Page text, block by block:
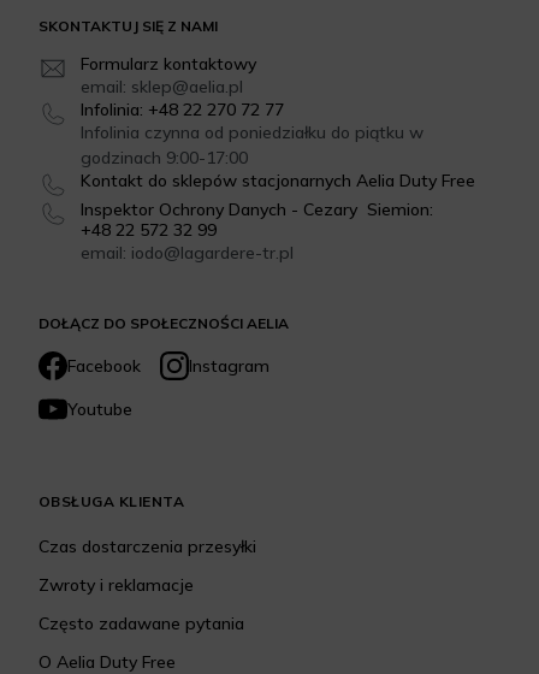
DOŁĄCZ DO SPOŁECZNOŚCI AELIA
Facebook
Instagram
Youtube
SKONTAKTUJ SIĘ Z NAMI
Formularz kontaktowy
email: sklep@aelia.pl
Infolinia: +48 22 270 72 77
Infolinia czynna od poniedziałku do piątku w
godzinach 9:00-17:00
Kontakt do sklepów stacjonarnych Aelia Duty Free
Inspektor Ochrony Danych - Cezary Siemion:
+48 22 572 32 99
email: iodo@lagardere-tr.pl
OBSŁUGA KLIENTA
Czas dostarczenia przesyłki
Zwroty i reklamacje
Często zadawane pytania
O Aelia Duty Free